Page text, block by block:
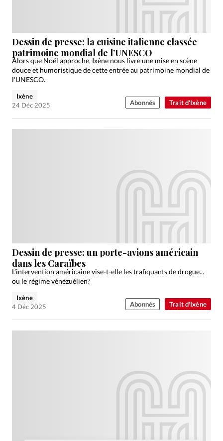
Trait d'Ixène
Dessin de presse: la cuisine italienne classée
patrimoine mondial de l’UNESCO
Alors que Noël approche, Ixène nous livre une mise en scène
douce et humoristique de cette entrée au patrimoine mondial de
l'UNESCO.
Ixène
24 Déc 2025
Abonnés
Trait d'Ixène
Dessin de presse: un porte-avions américain
dans les Caraïbes
L’intervention américaine vise-t-elle les trafiquants de drogue...
ou le régime vénézuélien?
Ixène
4 Déc 2025
Abonnés